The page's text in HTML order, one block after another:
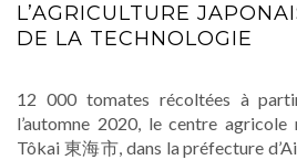
L’AGRICULTURE
DE LA TECHNOLOGIE
12 000 tomates récoltées à
l’automne 2020, le centre
Tôkai 東海市, dans la préfecture